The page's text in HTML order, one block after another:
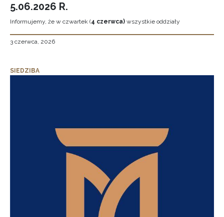
5.06.2026 R.
Informujemy, że w czwartek (4 czerwca) wszystkie oddziały
3 czerwca, 2026
SIEDZIBA